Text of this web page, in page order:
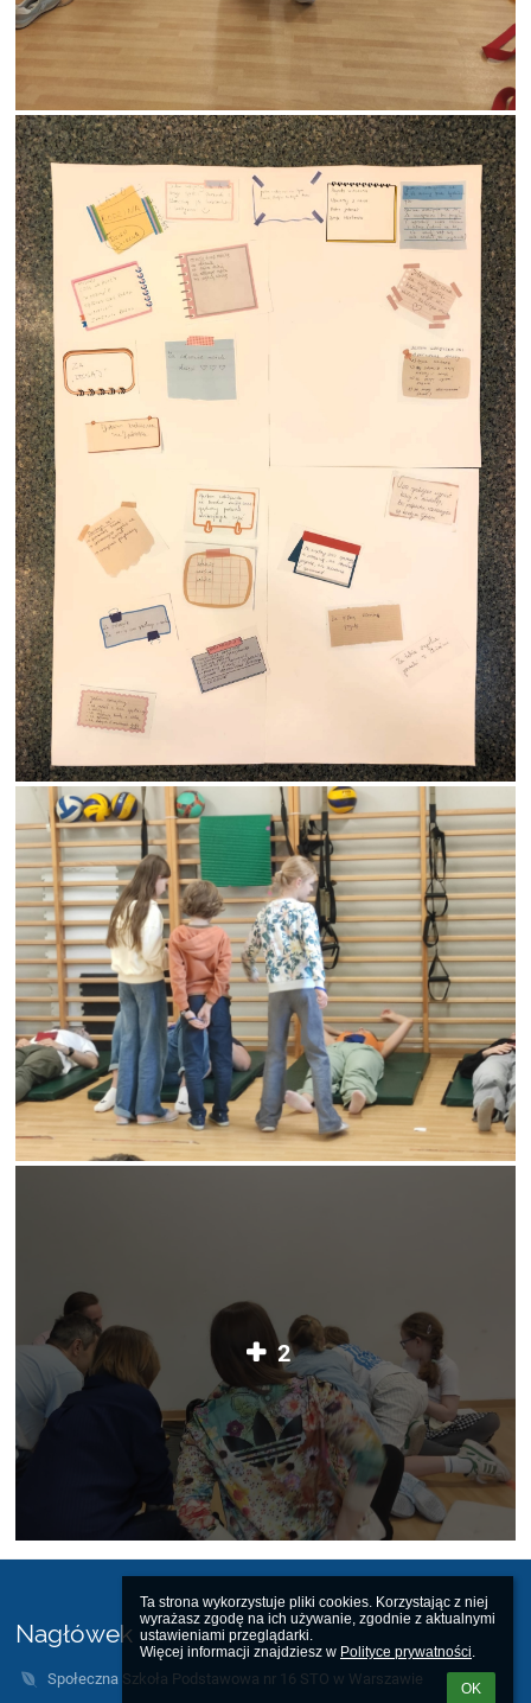
Ta strona wykorzystuje pliki cookies. Korzystając z niej
wyrażasz zgodę na ich używanie, zgodnie z aktualnymi
ustawieniami przeglądarki.
Więcej informacji znajdziesz w Polityce prywatności.
OK
2
Nagłówek
Społeczna Szkoła Podstawowa nr 16 STO w Warszawie